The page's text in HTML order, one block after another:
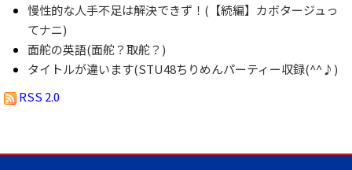
慢性的な人手不足は解決できず！(【続編】カボタージュっ
てナニ)
面舵の英語(面舵？取舵？)
タイトルが違います(STU48ちりめんパーティー収録(^^♪)
RSS 2.0